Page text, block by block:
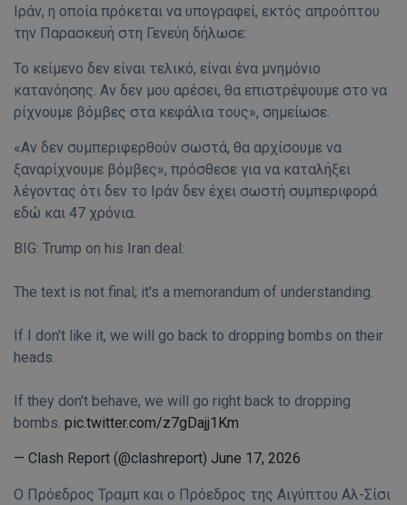
Ιράν, η οποία πρόκεται να υπογραφεί, εκτός απροόπτου
την Παρασκευή στη Γενεύη δήλωσε:
Το κείμενο δεν είναι τελικό, είναι ένα μνημόνιο
κατανόησης. Αν δεν μου αρέσει, θα επιστρέψουμε στο να
ρίχνουμε βόμβες στα κεφάλια τους», σημείωσε.
«Αν δεν συμπεριφερθούν σωστά, θα αρχίσουμε να
ξαναρίχνουμε βόμβες», πρόσθεσε για να καταλήξει
λέγοντας ότι δεν το Ιράν δεν έχει σωστή συμπεριφορά
εδώ και 47 χρόνια.
BIG: Trump on his Iran deal:
The text is not final; it's a memorandum of understanding.
If I don't like it, we will go back to dropping bombs on their
heads.
If they don't behave, we will go right back to dropping
bombs. pic.twitter.com/z7gDajj1Km
— Clash Report (@clashreport) June 17, 2026
Ο Πρόεδρος Τραμπ και ο Πρόεδρος της Αιγύπτου Αλ-Σίσι